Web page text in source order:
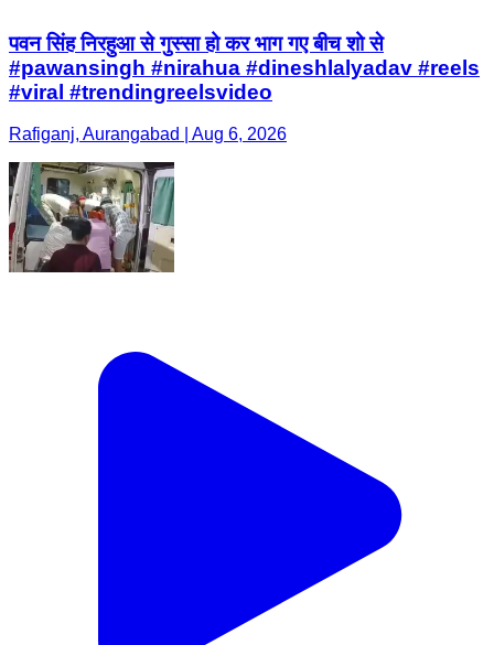
पवन सिंह निरहुआ से गुस्सा हो कर भाग गए बीच शो से
#pawansingh #nirahua #dineshlalyadav #reels
#viral #trendingreelsvideo
Rafiganj, Aurangabad | Aug 6, 2026